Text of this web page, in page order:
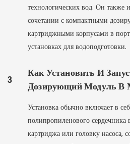
технологических вод. Он также
сочетании с компактными
картриджными корпусами в
установках для водоподготовки.
3
Как Установить И
Дозирующий Модуль В
Установка обычно включает в
полипропиленового
картриджа или головку насоса,